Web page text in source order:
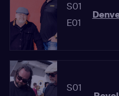
S01
E01
S01